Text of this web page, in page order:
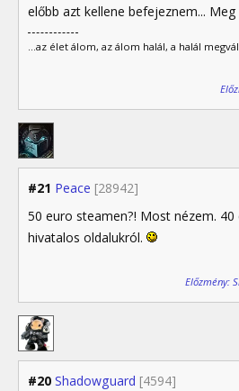
előbb azt kellene befejeznem...
...az élet álom, az álom halál, a halál
#21 Peace [28942]
50 euro steamen?! Most nézem.
hivatalos oldalukról.
Előzmény:
#20 Shadowguard [4594]